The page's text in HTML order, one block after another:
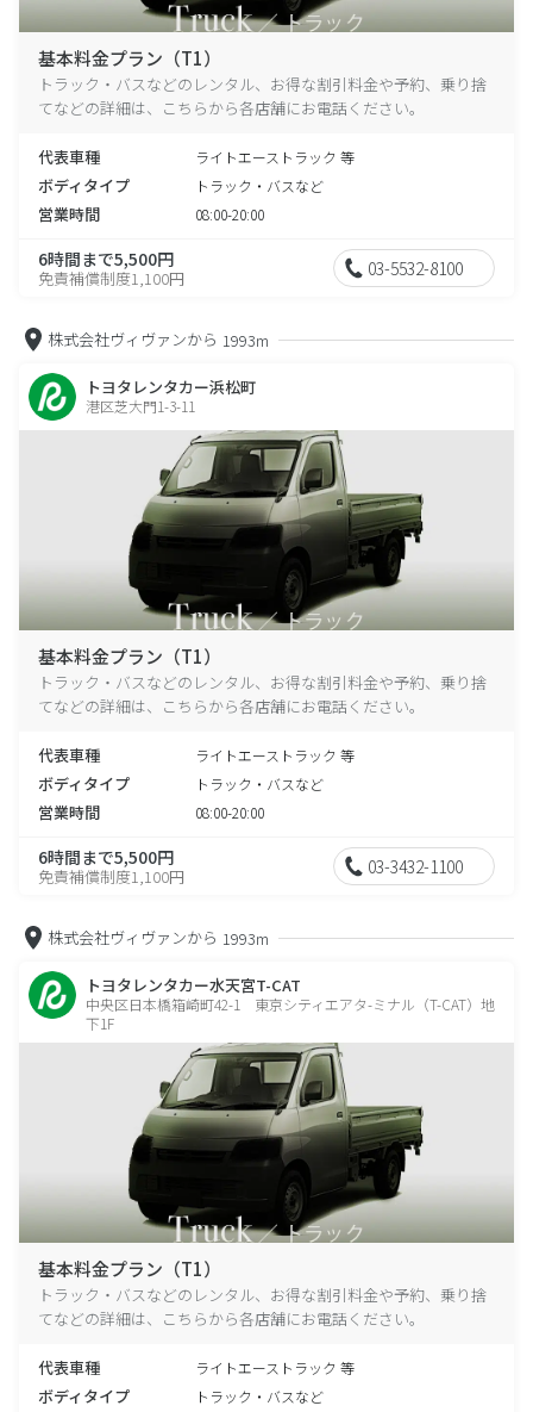
基本料金プラン（T1）
トラック・バスなどのレンタル、お得な割引料金や予約、乗り捨
てなどの詳細は、こちらから各店舗にお電話ください。
代表車種 ライトエーストラック 等
ボディタイプ トラック・バスなど
営業時間 08:00-20:00
6時間まで5,500円
免責補償制度1,100円 03-5532-8100
株式会社ヴィヴァンから 1993m
トヨタレンタカー浜松町
港区芝大門1-3-11
基本料金プラン（T1）
トラック・バスなどのレンタル、お得な割引料金や予約、乗り捨
てなどの詳細は、こちらから各店舗にお電話ください。
代表車種 ライトエーストラック 等
ボディタイプ トラック・バスなど
営業時間 08:00-20:00
6時間まで5,500円
免責補償制度1,100円 03-3432-1100
株式会社ヴィヴァンから 1993m
トヨタレンタカー水天宮T-CAT
中央区日本橋箱崎町42-1 東京シティエアタ-ミナル（T-CAT）地
下1F
基本料金プラン（T1）
トラック・バスなどのレンタル、お得な割引料金や予約、乗り捨
てなどの詳細は、こちらから各店舗にお電話ください。
代表車種 ライトエーストラック 等
ボディタイプ トラック・バスなど